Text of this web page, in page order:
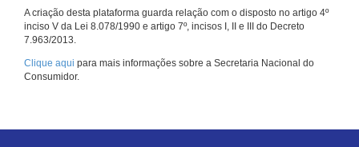
A criação desta plataforma guarda relação com o disposto no artigo 4º
inciso V da Lei 8.078/1990 e artigo 7º, incisos I, II e III do Decreto
7.963/2013.
Clique aqui para mais informações sobre a Secretaria Nacional do
Consumidor.